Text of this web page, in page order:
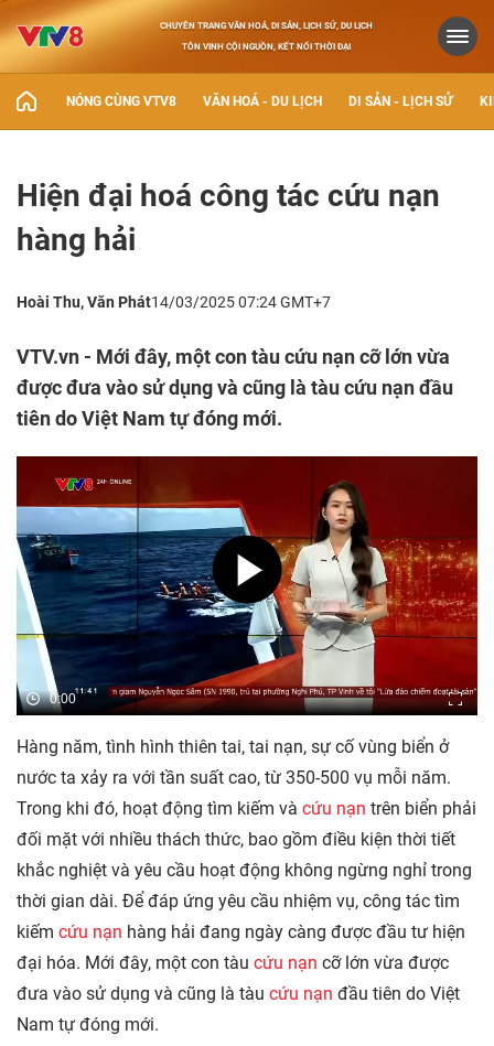
CHUYÊN TRANG VĂN HOÁ, DI SẢN, LỊCH SỬ, DU LỊCH
TÔN VINH CỘI NGUỒN, KẾT NỐI THỜI ĐẠI
NÓNG CÙNG VTV8 VĂN HOÁ - DU LỊCH DI SẢN - LỊCH SỬ
Hiện đại hoá công tác cứu nạn
hàng hải
Hoài Thu, Văn Phát14/03/2025 07:24 GMT+7
VTV.vn - Mới đây, một con tàu cứu nạn cỡ lớn vừa
được đưa vào sử dụng và cũng là tàu cứu nạn đầu
tiên do Việt Nam tự đóng mới.
0:00
Hàng năm, tình hình thiên tai, tai nạn, sự cố vùng biển ở
nước ta xảy ra với tần suất cao, từ 350-500 vụ mỗi năm.
Trong khi đó, hoạt động tìm kiếm và cứu nạn trên biển phải
đối mặt với nhiều thách thức, bao gồm điều kiện thời tiết
khắc nghiệt và yêu cầu hoạt động không ngừng nghỉ trong
thời gian dài. Để đáp ứng yêu cầu nhiệm vụ, công tác tìm
kiếm cứu nạn hàng hải đang ngày càng được đầu tư hiện
đại hóa. Mới đây, một con tàu cứu nạn cỡ lớn vừa được
đưa vào sử dụng và cũng là tàu cứu nạn đầu tiên do Việt
Nam tự đóng mới.